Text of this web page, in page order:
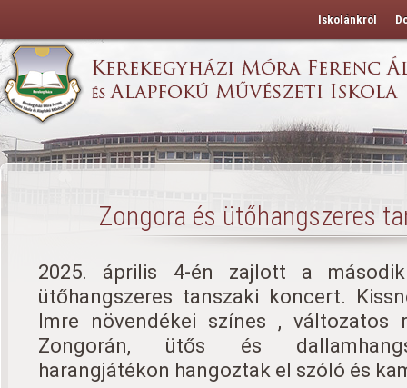
Iskolánkról
Zongora és ütőhangszeres
2025. április 4-én zajlott a
ütőhangszeres tanszaki koncert.
Imre növendékei színes , változatos
Zongorán, ütős és
harangjátékon hangoztak el szóló és